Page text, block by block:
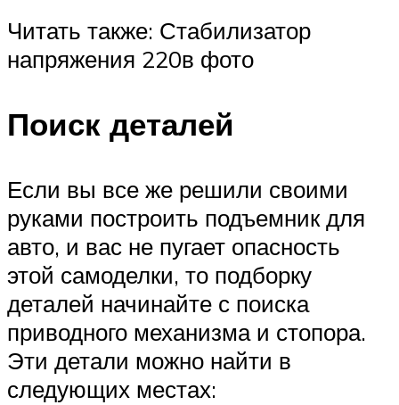
Читать также: Стабилизатор
напряжения 220в фото
Поиск деталей
Если вы все же решили своими
руками построить подъемник для
авто, и вас не пугает опасность
этой самоделки, то подборку
деталей начинайте с поиска
приводного механизма и стопора.
Эти детали можно найти в
следующих местах: